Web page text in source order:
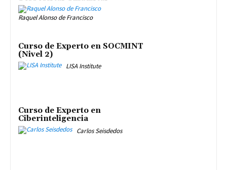
Raquel Alonso de Francisco
Curso de Experto en SOCMINT
(Nivel 2)
LISA Institute
Curso de Experto en
Ciberinteligencia
Carlos Seisdedos